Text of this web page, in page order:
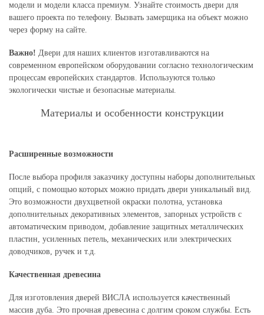
модели и модели класса премиум. Узнайте стоимость двери для
вашего проекта по телефону. Вызвать замерщика на объект можно
через форму на сайте.
Важно! Двери для наших клиентов изготавливаются на
современном европейском оборудовании согласно технологическим
процессам европейских стандартов. Используются только
экологически чистые и безопасные материалы.
Материалы и особенности конструкции
Расширенные возможности
После выбора профиля заказчику доступны наборы дополнительных
опций, с помощью которых можно придать двери уникальный вид.
Это возможности двухцветной окраски полотна, установка
дополнительных декоративных элементов, запорных устройств с
автоматическим приводом, добавление защитных металлических
пластин, усиленных петель, механических или электрических
доводчиков, ручек и т.д.
Качественная древесина
Для изготовления дверей ВИСЛА используется качественный
массив дуба. Это прочная древесина с долгим сроком службы. Есть